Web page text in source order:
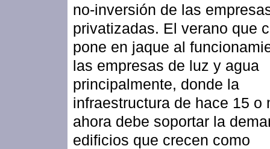
no-inversión de las
privatizadas. El verano que
pone en jaque al
las empresas de luz y agua
principalmente, donde la
infraestructura de hace 15 o
ahora debe soportar la
edificios que crecen como